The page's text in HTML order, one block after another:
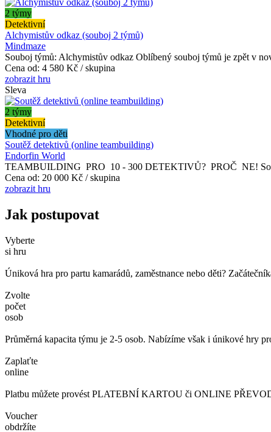
2 týmy
Detektivní
Alchymistův odkaz (souboj 2 týmů)
Mindmaze
Souboj týmů: Alchymistův odkaz Oblíbený souboj týmů je zpět v
Cena od: 4 580 Kč / skupina
zobrazit hru
Sleva
2 týmy
Detektivní
Vhodné pro děti
Soutěž detektivů (online teambuilding)
Endorfin World
TEAMBUILDING PRO 10 - 300 DETEKTIVŮ? PROČ NE!
Cena od: 20 000 Kč / skupina
zobrazit hru
Jak postupovat
Vyberte
si hru
Úniková hra pro partu kamarádů, zaměstnance nebo děti?
Zvolte
počet
osob
Průměrná kapacita týmu je 2-5 osob. Nabízíme však i únikové hry
Zaplaťte
online
Platbu můžete provést PLATEBNÍ KARTOU či ONLINE
Voucher
obdržíte